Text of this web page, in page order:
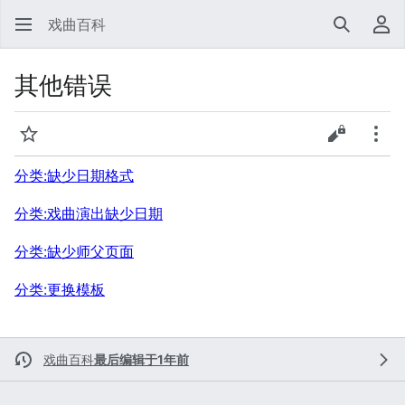
戏曲百科 搜索 用
其他错误
监视 查看源代
更多
分类:缺少日期格式
分类:戏曲演出缺少日期
分类:缺少师父页面
分类:更换模板
戏曲百科最后编辑于1年前